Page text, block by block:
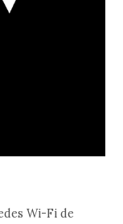
Wi-Fi de